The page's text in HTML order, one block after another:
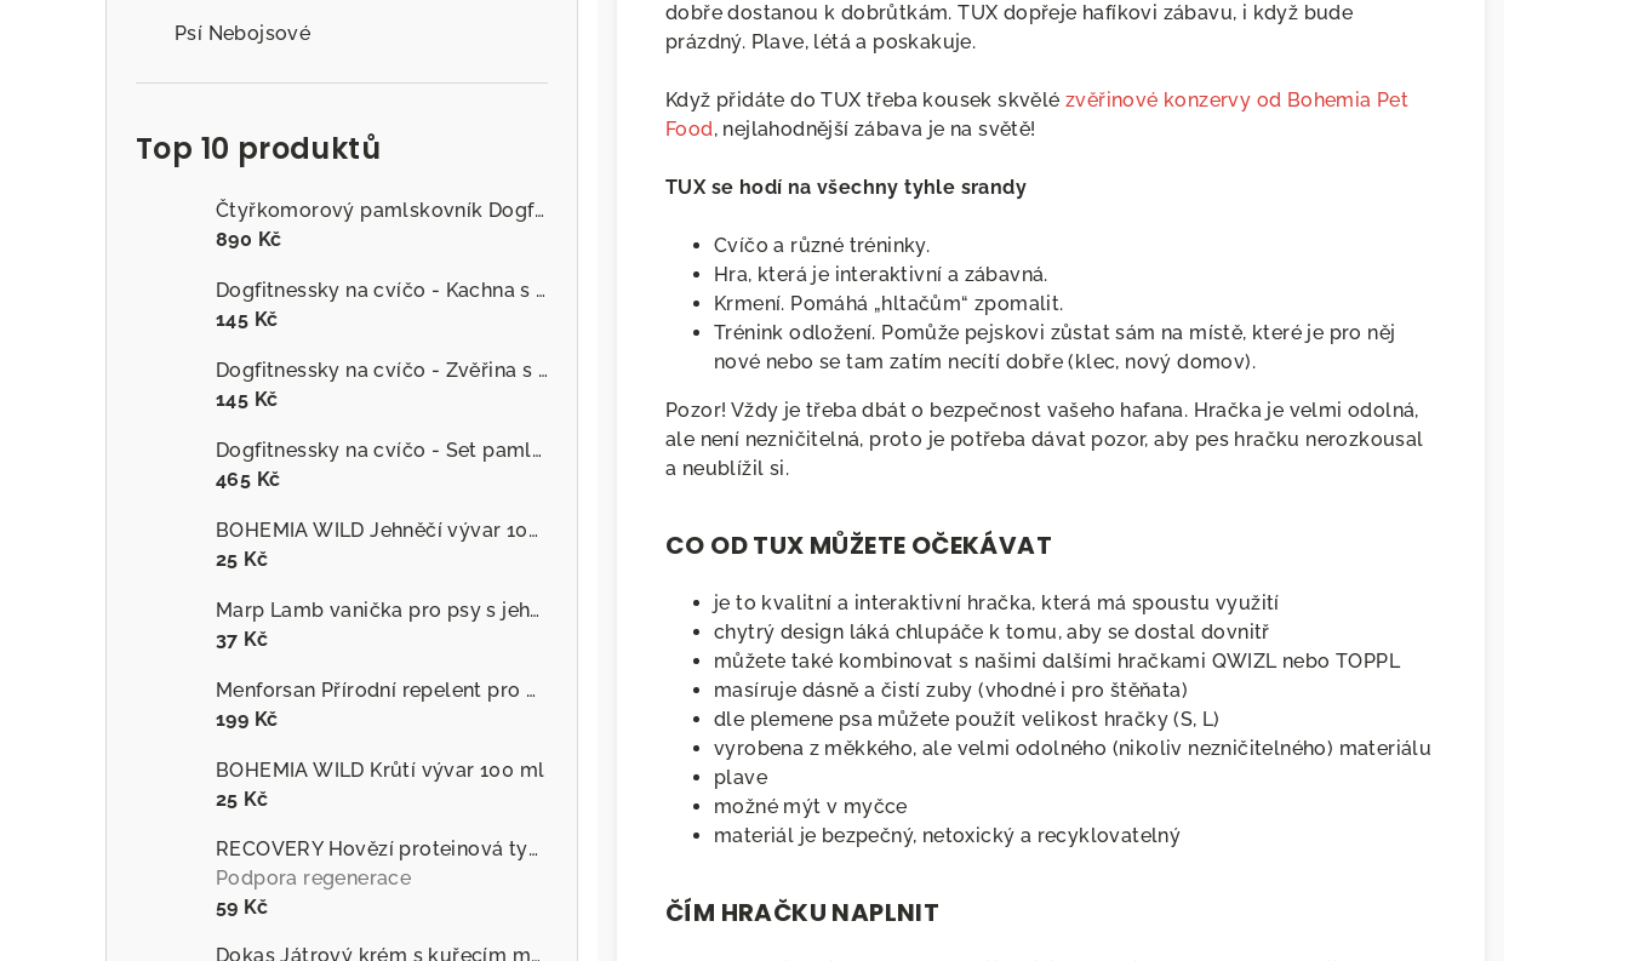
Psí Nebojsové
Top 10 produktů
Čtyřkomorový pamlskovník Dogfitness.cz
890 Kč
Dogfitnessky na cvíčo - Kachna s červenou řepou
145 Kč
Dogfitnessky na cvíčo - Zvěřina s jablky
145 Kč
Dogfitnessky na cvíčo - Set pamlsků
465 Kč
BOHEMIA WILD Jehněčí vývar 100 ml
25 Kč
Marp Lamb vanička pro psy s jehněčím
37 Kč
Menforsan Přírodní repelent pro psy proti hmyzu s extraktem z citronely
199 Kč
BOHEMIA WILD Krůtí vývar 100 ml
25 Kč
RECOVERY Hovězí proteinová tyčinka pro psy
Podpora regenerace
59 Kč
Dokas Játrový krém s kuřecím masem
dobře dostanou k dobrůtkám. TUX dopřeje hafíkovi zábavu, i když bude
prázdný. Plave, létá a poskakuje.
Když přidáte do TUX třeba kousek skvělé zvěřinové konzervy od Bohemia Pet
Food, nejlahodnější zábava je na světě!
TUX se hodí na všechny tyhle srandy
Cvíčo a různé tréninky.
Hra, která je interaktivní a zábavná.
Krmení. Pomáhá „hltačům“ zpomalit.
Trénink odložení. Pomůže pejskovi zůstat sám na místě, které je pro něj
nové nebo se tam zatím necítí dobře (klec, nový domov).
Pozor! Vždy je třeba dbát o bezpečnost vašeho hafana. Hračka je velmi odolná,
ale není nezničitelná, proto je potřeba dávat pozor, aby pes hračku nerozkousal
a neublížil si.
CO OD TUX MŮŽETE OČEKÁVAT
je to kvalitní a interaktivní hračka, která má spoustu využití
chytrý design láká chlupáče k tomu, aby se dostal dovnitř
můžete také kombinovat s našimi dalšími hračkami QWIZL nebo TOPPL
masíruje dásně a čistí zuby (vhodné i pro štěňata)
dle plemene psa můžete použít velikost hračky (S, L)
vyrobena z měkkého, ale velmi odolného (nikoliv nezničitelného) materiálu
plave
možné mýt v myčce
materiál je bezpečný, netoxický a recyklovatelný
ČÍM HRAČKU NAPLNIT